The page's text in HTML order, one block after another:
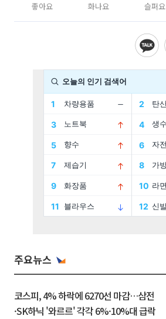
좋아요 화나요 슬퍼요
주요뉴스
코스피, 4% 하락에 6270선 마감…삼전
·SK하닉 '와르르' 각각 6%·10%대 급락